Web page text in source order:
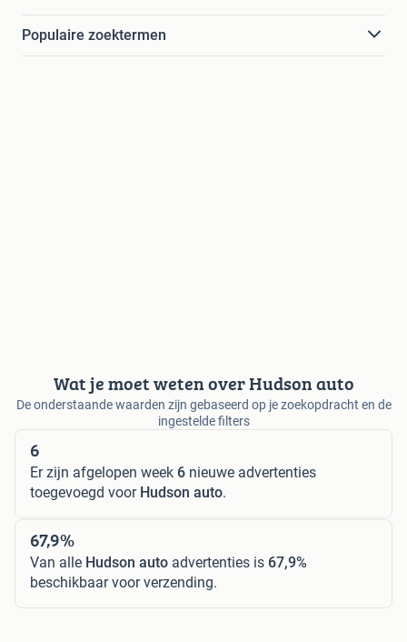
Populaire zoektermen
Wat je moet weten over Hudson auto
De onderstaande waarden zijn gebaseerd op je zoekopdracht en de
ingestelde filters
6
Er zijn afgelopen week 6 nieuwe advertenties
toegevoegd voor Hudson auto.
67,9%
Van alle Hudson auto advertenties is 67,9%
beschikbaar voor verzending.